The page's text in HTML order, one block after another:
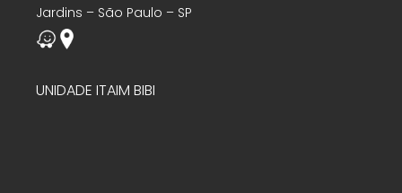
Jardins – São Paulo – SP
UNIDADE ITAIM BIBI